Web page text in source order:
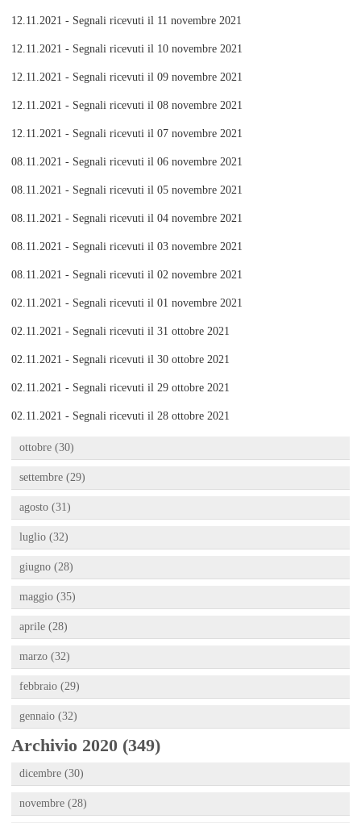
12.11.2021 - Segnali ricevuti il 11 novembre 2021
12.11.2021 - Segnali ricevuti il 10 novembre 2021
12.11.2021 - Segnali ricevuti il 09 novembre 2021
12.11.2021 - Segnali ricevuti il 08 novembre 2021
12.11.2021 - Segnali ricevuti il 07 novembre 2021
08.11.2021 - Segnali ricevuti il 06 novembre 2021
08.11.2021 - Segnali ricevuti il 05 novembre 2021
08.11.2021 - Segnali ricevuti il 04 novembre 2021
08.11.2021 - Segnali ricevuti il 03 novembre 2021
08.11.2021 - Segnali ricevuti il 02 novembre 2021
02.11.2021 - Segnali ricevuti il 01 novembre 2021
02.11.2021 - Segnali ricevuti il 31 ottobre 2021
02.11.2021 - Segnali ricevuti il 30 ottobre 2021
02.11.2021 - Segnali ricevuti il 29 ottobre 2021
02.11.2021 - Segnali ricevuti il 28 ottobre 2021
ottobre (30)
settembre (29)
agosto (31)
luglio (32)
giugno (28)
maggio (35)
aprile (28)
marzo (32)
febbraio (29)
gennaio (32)
Archivio 2020 (349)
dicembre (30)
novembre (28)